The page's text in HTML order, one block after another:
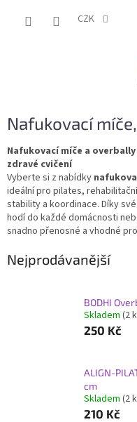
CZK
Nafukovací
Nafukovací míče a
zdravé cvičení
Vyberte si z nabídky
ideální pro pilates,
stability a koordinace. Díky
hodí do každé domácnosti
snadno přenosné a vhodné
Nejprodávanější
BODHI
Skladem (2
250 Kč
ALIGN-
cm
Skladem (2
210 Kč